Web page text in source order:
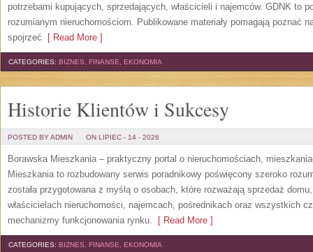
potrzebami kupujących, sprzedających, właścicieli i najemców. GDNK to
rozumianym nieruchomościom. Publikowane materiały pomagają poznać
spojrzeć [ Read More ]
CATEGORIES: BIZNES, FINANSE, EKONOMIA
Historie Klientów i Sukcesy
POSTED BY ADMIN ON LIPIEC - 14 - 2026
Borawska Mieszkania – praktyczny portal o nieruchomościach,
Mieszkania to rozbudowany serwis poradnikowy poświęcony szeroko
została przygotowana z myślą o osobach, które rozważają sprzedaż
właścicielach nieruchomości, najemcach, pośrednikach oraz wszystkich
mechanizmy funkcjonowania rynku. [ Read More ]
CATEGORIES: BIZNES, FINANSE, EKONOMIA